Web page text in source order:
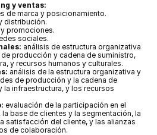
y ventas:
de marca y posicionamiento.
distribución.
promociones.
sociales.
análisis de estructura organizativa
producción y cadena de suministro,
y recursos humanos y culturales.
análisis de la estructura organizativa y
de producción y la cadena de
la infraestructura, y los recursos
evaluación de la participación en el
base de clientes y la segmentación, la
satisfacción del cliente, y las alianzas
de colaboración.